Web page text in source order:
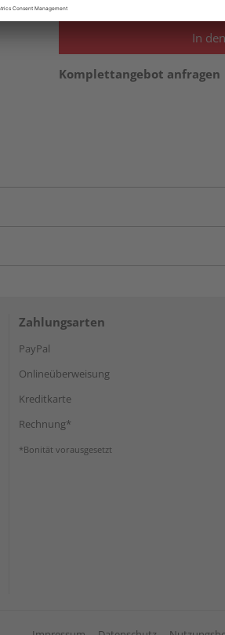
In
Komplettangebot anfragen
Zahlungsarten
PayPal
Onlineüberweisung
Kreditkarte
Rechnung*
*Bonität vorausgesetzt